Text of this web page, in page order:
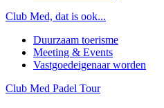
Club Med, dat is ook...
Duurzaam toerisme
Meeting & Events
Vastgoedeigenaar worden
Club Med Padel Tour